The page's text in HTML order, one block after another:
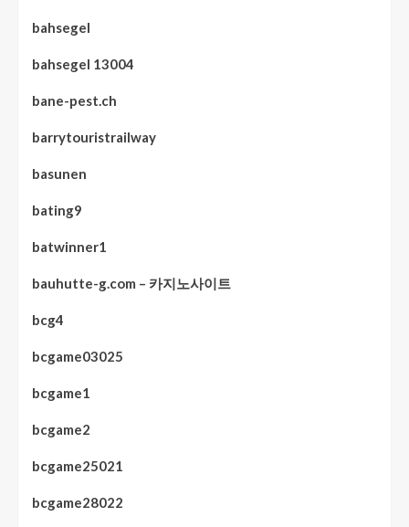
bahsegel
bahsegel 13004
bane-pest.ch
barrytouristrailway
basunen
bating9
batwinner1
bauhutte-g.com – 카지노사이트
bcg4
bcgame03025
bcgame1
bcgame2
bcgame25021
bcgame28022